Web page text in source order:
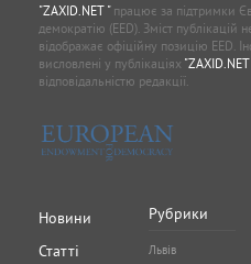
"ZAXID.NET "працює за підтримки
демократію (EED). Зміст публікацій
відображає офіційну позицію EED.
висловлені у публікаціях "ZAXID.NET
відповідальністю редакції.
Новини
Статті
Рубрики
Львів